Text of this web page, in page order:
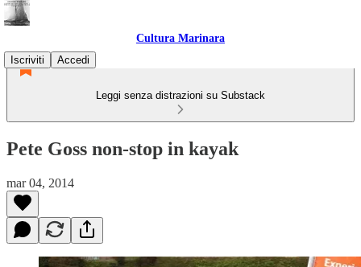
Cultura Marinara
Iscriviti
Accedi
Leggi senza distrazioni su Substack
Pete Goss non-stop in kayak
mar 04, 2014